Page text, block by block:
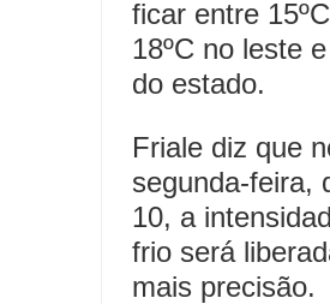
ficar entre
18ºC no leste
do estado.
Friale diz que
segunda-feira,
10, a
frio será
mais precisão.